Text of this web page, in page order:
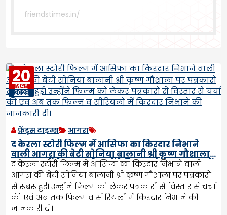
friendstimes.in/
20
MAY
2023
फ्रेंड्स टाइम्स आगरा
द केरला स्टोरी फिल्म में आसिफा का किरदार निभाने
वाली आगरा की बेटी सोनिया बालानी श्री कृष्ण गौशाला
पर पत्रकारों से रूबरू हुई। उन्होंने फिल्म को लेकर पत्रकारों
से विस्तार से चर्चा की एवं अब तक फिल्म व सीरियलों में
किरदार निभाने की जानकारी दी।
द केरला स्टोरी फिल्म में आसिफा का किरदार निभाने वाली
आगरा की बेटी सोनिया बालानी श्री कृष्ण गौशाला पर पत्रकारों
से रूबरू हुई। उन्होंने फिल्म को लेकर पत्रकारों से विस्तार से चर्चा
की एवं अब तक फिल्म व सीरियलों में किरदार निभाने की
जानकारी दी।